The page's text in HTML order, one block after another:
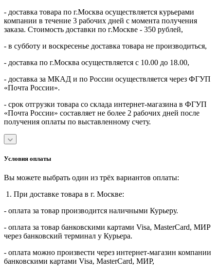
- доставка товара по г.Москва осуществляется курьерами
компании в течение 3 рабочих дней с момента получения
заказа. Стоимость доставки по г.Москве - 350 рублей,
- в субботу и воскресенье доставка товара не производиться,
- доставка по г.Москва осуществляется с 10.00 до 18.00,
- доставка за МКАД и по России осуществляется через ФГУП
«Почта России».
- срок отгрузки товара со склада интернет-магазина в ФГУП
«Почта России» составляет не более 2 рабочих дней после
получения оплаты по выставленному счету.
Условия оплаты
Вы можете выбрать один из трёх вариантов оплаты:
1. При доставке товара в г. Москве:
- оплата за товар производится наличными Курьеру.
- оплата за товар банковскими картами Visa, MasterСard, МИР
через банковский терминал у Курьера.
- оплата можно произвести через интернет-магазин компании
банковскими картами Visa, MasterСard, МИР,